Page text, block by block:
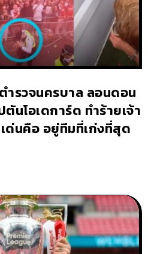
ำรวจนครบาล ลอนดอน
นโอเดการ์ด ทำร้ายเจ้า
ด่นคือ อยู่ทีมที่เก่งที่สุด